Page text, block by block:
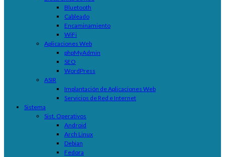
Bluetooth
Cableado
Encaminamiento
WiFi
Aplicaciones Web
phpMyAdmin
SEO
WordPress
ASIR
Implantación de Aplicaciones Web
Servicios de Red e Internet
Sistema
Sist. Operativos
Android
Arch Linux
Debian
Fedora